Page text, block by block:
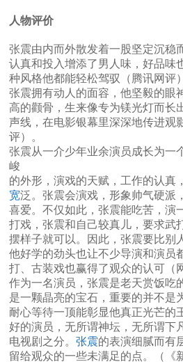
人物评价
张震由内而外散发着一股坚定沉稳
认真和投入增添了男人味，好品味
种风格他都能轻松驾驭（腾讯网评
张震拥有动人的面容，他坚毅的眼
高的颧骨，生来像专为镁光灯而长
声线，在电影银幕里深深地传进观
评）。
张震从一介少年业余演员成长为一
峻
的外形，演戏的天赋，工作的认真
宽泛。张震会演戏，形象帅气硬派
喜爱。不仅如此，张震能吃苦，演
打戏，张震和自己较真儿，要求武
摆样子就可以。因此，张震要比别
他好学的劲头也让不少导演和演员
打、古装戏也赢得了观众的认可（
作为一名演员，张震是老天赏饭吃
是一颗晶亮的宝石，重要的并不是
耐心等待一顶能彰显他真正光芒的
好的演员，无所谓神坛，无所谓下
电视剧之分。 张震的表演细腻而有
留给观众的一些未满足的点。（《